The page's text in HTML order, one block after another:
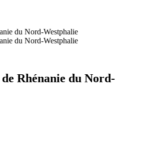
du Nord-Westphalie
du Nord-Westphalie
Rhénanie du Nord-